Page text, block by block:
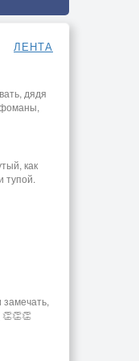
ЛЕНТА
дядя
как
тупой.